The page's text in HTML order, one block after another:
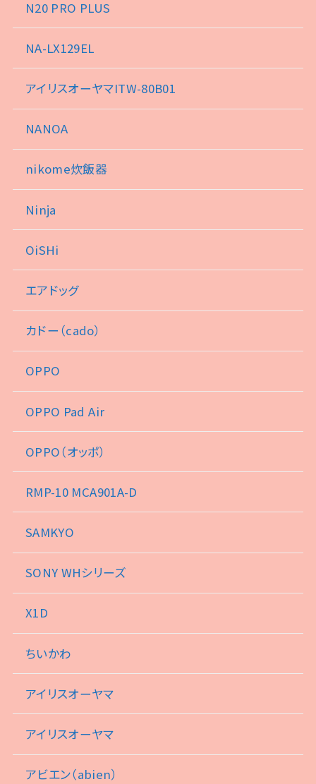
N20 PRO PLUS
NA-LX129EL
アイリスオーヤマITW-80B01
NANOA
nikome炊飯器
Ninja
OiSHi
エアドッグ
カドー（cado）
OPPO
OPPO Pad Air
OPPO（オッポ）
RMP-10 MCA901A-D
SAMKYO
SONY WHシリーズ
X1D
ちいかわ
アイリスオーヤマ
アイリスオーヤマ
アビエン（abien）